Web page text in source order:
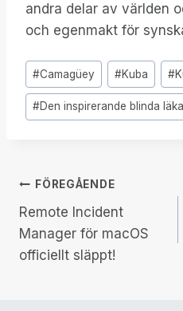
andra delar av världen
och egenmakt för
Inlägg
Taggar:
#Camagüey #Kuba #
#Den inspirerande blinda
FÖREGÅENDE
Remote Incident
Manager för macOS
officiellt släppt!